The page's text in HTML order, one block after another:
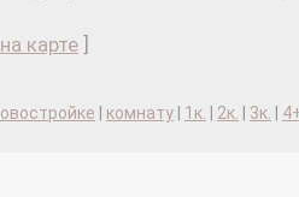
карте
комнату 1к. 2к. 3к.